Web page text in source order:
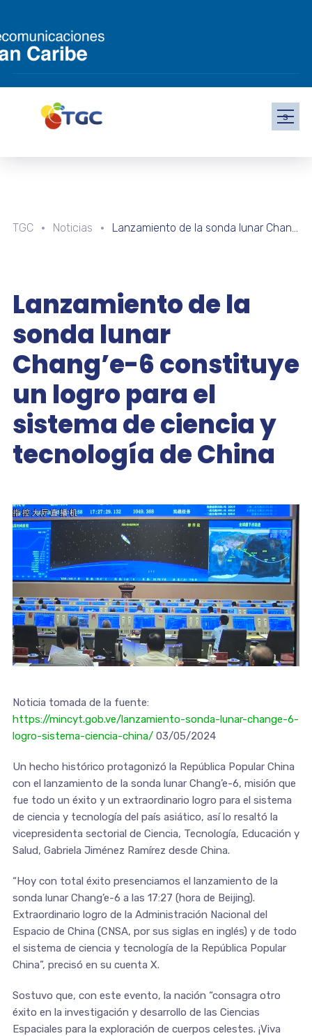
s
TGC Noticias Lanzamiento de la sonda lunar Chang’e-6 constituye un logro para el sistema de ciencia y tecnología de China
Lanzamiento de la
sonda lunar
Chang’e-6 constituye
un logro para el
sistema de ciencia y
tecnología de China
Noticia tomada de la fuente:
https://mincyt.gob.ve/lanzamiento-sonda-lunar-change-6-
logro-sistema-ciencia-china/03/05/2024
Un hecho histórico protagonizó la República Popular China
con el lanzamiento de la sonda lunar Chang’e-6, misión que
fue todo un éxito y un extraordinario logro para el sistema
de ciencia y tecnología del país asiático, así lo resaltó la
vicepresidenta sectorial de Ciencia, Tecnología, Educación y
Salud, Gabriela Jiménez Ramírez desde China.
“Hoy con total éxito presenciamos el lanzamiento de la
sonda lunar Chang’e-6 a las 17:27 (hora de Beijing).
Extraordinario logro de la Administración Nacional del
Espacio de China (CNSA, por sus siglas en inglés) y de todo
el sistema de ciencia y tecnología de la República Popular
China”, precisó en su cuenta X.
Sostuvo que, con este evento, la nación “consagra otro
éxito en la investigación y desarrollo de las Ciencias
Espaciales para la exploración de cuerpos celestes. ¡Viva